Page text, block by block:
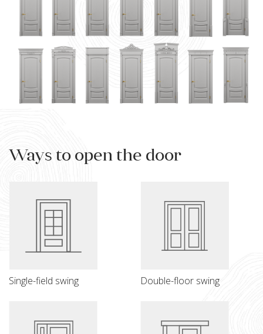
Ways to open the door
Single-field swing Double-floor swing